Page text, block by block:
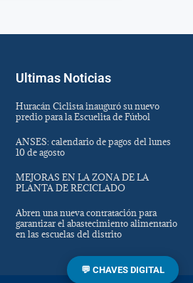
Ultimas Noticias
Huracán Ciclista inauguró su nuevo
predio para la Escuelita de Fútbol
ANSES: calendario de pagos del lunes
10 de agosto
MEJORAS EN LA ZONA DE LA
PLANTA DE RECICLADO
Abren una nueva contratación para
garantizar el abastecimiento alimentario
en las escuelas del distrito
💬 CHAVES DIGITAL